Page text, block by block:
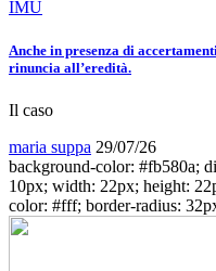
IMU
Anche in presenza di
rinuncia all’eredità.
Il caso
maria suppa 29/07/26
background-color: #fb580a;
10px; width: 22px; height:
color: #fff; border-radius: